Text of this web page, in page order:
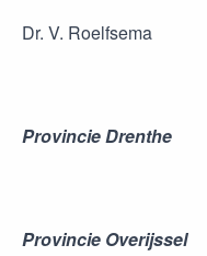
Dr. V. Roelfsema
Provincie Drenthe
Provincie Overijssel